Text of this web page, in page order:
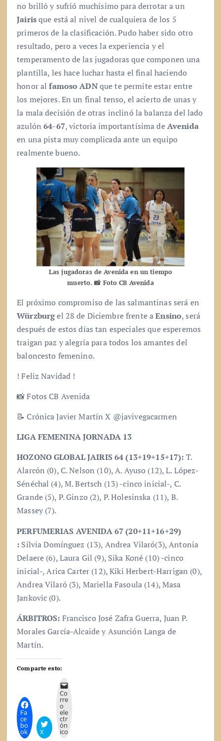
no brilló y sufrió muchísimo para derrotar a un
Jairisque está al nivel de cualquiera de los 5
primeros de la clasificación. Pudo haber sido otro
resultado, pero a veces la experiencia y el
temperamento de las jugadoras que componen una
plantilla, les hace luchar hasta el final haciendo
honor alfamoso ADNque te permite estar entre
los mejores. En un final tenso, el acierto de unas y
la mala decisión de otras inclinó la balanza del lado
azulón64-67, victoria importantísima deAvenida
en una pista muy complicada ante un equipo
realmente bueno.
Las jugadoras de Avenida en un tiempo
muerto. 📸 Foto CB Avenida
El próximo compromiso de las salmantinas será en
Würzburgel 28 de Diciembre frente aEnsino, será
después de estos días tan especiales que esperemos
traigan paz y alegría para todos los amantes del
baloncesto femenino.
! Feliz Navidad !
📸 Fotos CB Avenida
📝 Crónica Javier Martín X @javivegacarmen
LIGA FEMENINA JORNADA 13
HOZONO GLOBAL JAIRIS 64 (13+19+15+17): T.
Alarcón (0), C. Nelson (10), A. Ayuso (12), L. López-
Sénéchal (4), M. Bertsch (13) -cinco inicial-, C.
Grande (5), P. Ginzo (2), P. Holesinska (11), B.
Massey (7).
PERFUMERIAS AVENIDA 67 (20+11+16+29)
: Silvia Domínguez (13), Andrea Vilaró(3), Antonia
Delaere (6), Laura Gil (9), Sika Koné (10) -cinco
inicial-, Arica Carter (12), Kiki Herbert-Harrigan (0),
Andrea Vilaró (3), Mariella Fasoula (14), Masa
Jankovic (0).
ÁRBITROS: Francisco José Zafra Guerra, Juan P.
Morales García-Alcaide y Asunción Langa de
Martín.
Comparte esto:
Fa
ce
bo
ok X
Co
rre
o
ele
ctr
ón
ico